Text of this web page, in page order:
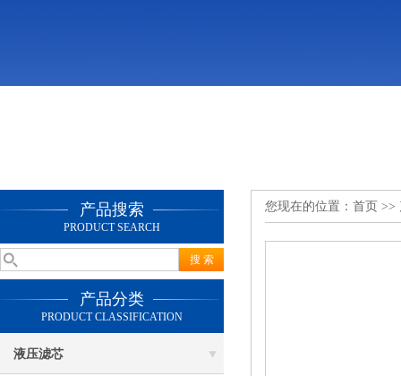
产品搜索
PRODUCT SEARCH
产品分类
PRODUCT CLASSIFICATION
液压滤芯
您现在的位置： 首页 >>